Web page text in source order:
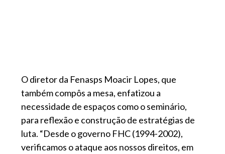
O diretor da Fenasps Moacir Lopes, que
também compôs a mesa, enfatizou a
necessidade de espaços como o seminário,
para reflexão e construção de estratégias de
luta. “Desde o governo FHC (1994-2002),
verificamos o ataque aos nossos direitos, em